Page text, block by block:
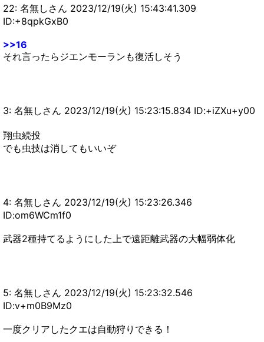
22: 名無しさん 2023/12/19(火) 15:43:41.309
ID:+8qpkGxB0
>>16
それ言ったらジエンモーランも復活しそう
3: 名無しさん 2023/12/19(火) 15:23:15.834 ID:+iZXu+y00
翔虫続投
でも虫技は消してもいいぞ
4: 名無しさん 2023/12/19(火) 15:23:26.346
ID:om6WCm1f0
武器2種持てるようにした上で遠距離武器の大幅弱体化
5: 名無しさん 2023/12/19(火) 15:23:32.546
ID:v+m0B9Mz0
一度クリアしたクエは自動狩りできる！